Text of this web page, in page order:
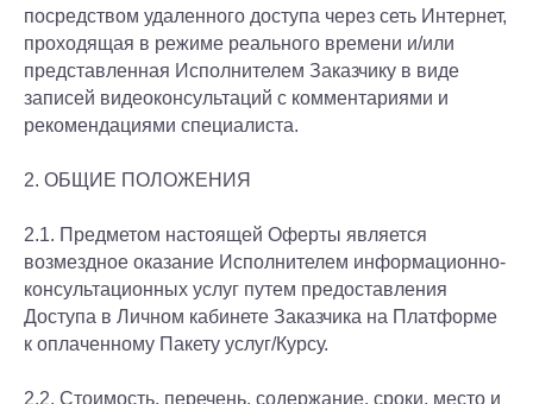
посредством удаленного доступа через сеть Интернет,
проходящая в режиме реального времени и/или
представленная Исполнителем Заказчику в виде
записей видеоконсультаций с комментариями и
рекомендациями специалиста.
2. ОБЩИЕ ПОЛОЖЕНИЯ
2.1. Предметом настоящей Оферты является
возмездное оказание Исполнителем информационно-
консультационных услуг путем предоставления
Доступа в Личном кабинете Заказчика на Платформе
к оплаченному Пакету услуг/Курсу.
2.2. Стоимость, перечень, содержание, сроки, место и